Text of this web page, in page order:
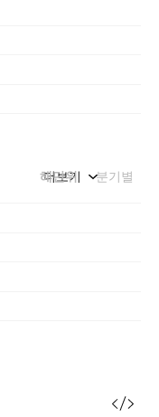
해단위 분기별
더보기